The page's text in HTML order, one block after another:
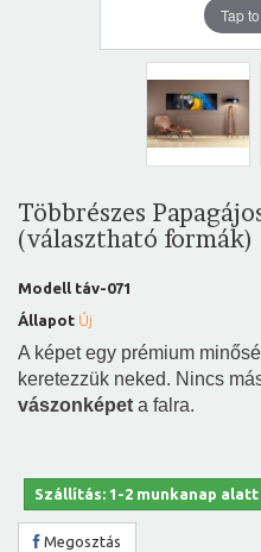
Tap
Többrészes
(választható formák)
Modell táv-071
Állapot Új
A képet egy prémium
keretezzük neked. Nincs
vászonképet a falra.
Szállítás: 1-2 munkanap alatt
Megosztás